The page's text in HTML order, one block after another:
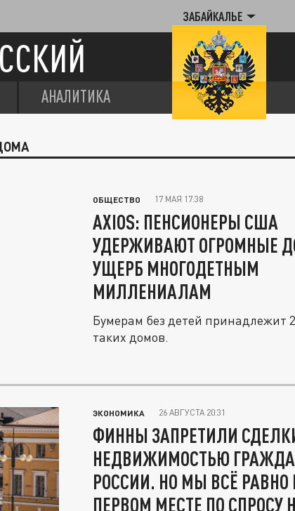
ЗАБАЙКАЛЬЕ
АНАЛИТИКА
ОБЩЕСТВО 17 МАЯ 17:38
AXIOS: ПЕНСИОНЕРЫ США
УДЕРЖИВАЮТ ОГРОМНЫЕ
УЩЕРБ МНОГОДЕТНЫМ
МИЛЛЕНИАЛАМ
Бумерам без детей принадлежит
таких домов.
ЭКОНОМИКА 26 АВГУСТА 20:31
ФИННЫ ЗАПРЕТИЛИ
НЕДВИЖИМОСТЬЮ
РОССИИ. НО МЫ ВСЁ РАВНО
ПЕРВОМ МЕСТЕ ПО СПРОСУ